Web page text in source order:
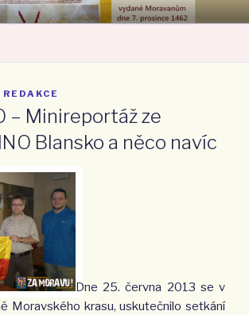
NÁRODNÍ OBEC –
REDAKCE
– Minireportáž ze
Blansko a něco navíc
Dne 25. června 2013 se v
Moravského krasu, uskutečnilo setkání